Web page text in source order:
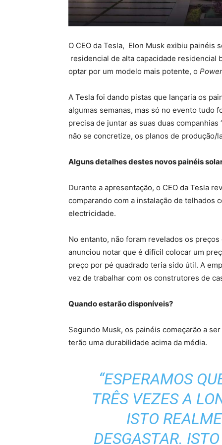
O CEO da Tesla, Elon Musk exibiu painéis
residencial de alta capacidade residencial
optar por um modelo mais potente, o
A Tesla foi dando pistas que lançaria os
algumas semanas, mas só no evento tudo
precisa de juntar as suas duas companhias
não se concretize, os planos de
Alguns detalhes destes novos painéis
Durante a apresentação, o CEO da Tesla
comparando com a instalação de telhados
electricidade.
No entanto, não foram revelados os
anunciou notar que é difícil colocar um
preço por pé quadrado teria sido útil. A
vez de trabalhar com os construtores de
Quando estarão disponíveis?
Segundo Musk, os painéis começarão a
terão uma durabilidade acima da média.
“ESPERAMOS
TRÊS VEZES A
ISTO
DESGASTAR.